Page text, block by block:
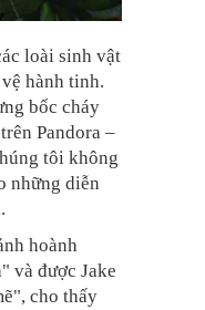
loài sinh vật
hành tinh.
bốc cháy
Pandora –
tôi không
những diễn
hoành
và được Jake
cho thấy